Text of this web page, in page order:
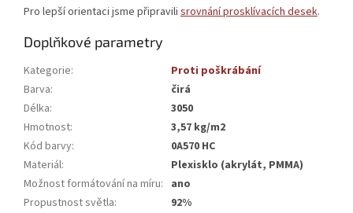
Pro lepší orientaci jsme připravili srovnání prosklívacích desek.
Doplňkové parametry
Kategorie:
Proti poškrábání
Barva:
čirá
Délka:
3050
Hmotnost:
3,57 kg/m2
Kód barvy:
0A570 HC
Materiál:
Plexisklo (akrylát, PMMA)
Možnost formátování na míru: ano
Propustnost světla:
92%